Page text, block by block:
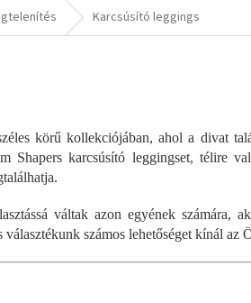
Karcsúsító leggings
körű kollekciójában, ahol a divat
Shapers karcsúsító leggingset, télire
váltak azon egyének számára,
számos lehetőséget kínál az